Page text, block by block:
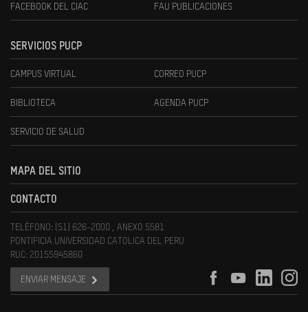
FACEBOOK DEL CIAC FAU PUBLICACIONES
SERVICIOS PUCP
CAMPUS VIRTUAL CORREO PUCP
BIBLIOTECA AGENDA PUCP
SERVICIO DE SALUD
MAPA DEL SITIO
CONTACTO
TELÉFONO: (51) 626-2000 , ANEXO 5581
PONTIFICIA UNIVERSIDAD CATOLICA DEL PERU
RUC: 20155945860
ENVIAR MENSAJE